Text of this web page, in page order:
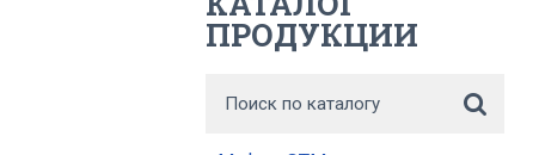
ПРОДУКЦИИ